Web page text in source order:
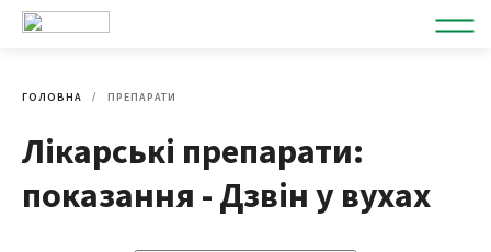
ГОЛОВНА ПРЕПАРАТИ
Лікарські препарати:
показання - Дзвін у вухах